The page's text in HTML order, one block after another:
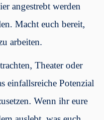
angestrebt werden
Macht euch bereit,
arbeiten.
Theater oder
einfallsreiche Potenzial
Wenn ihr eure